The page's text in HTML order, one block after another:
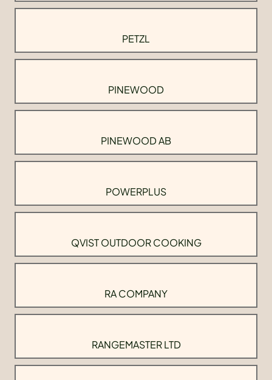
PETZL
PINEWOOD
PINEWOOD AB
POWERPLUS
QVIST OUTDOOR COOKING
RA COMPANY
RANGEMASTER LTD